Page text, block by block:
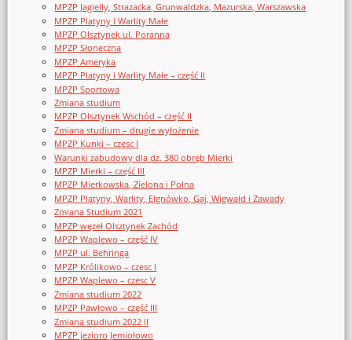
MPZP Jagielly, Strazacka, Grunwaldzka, Mazurska, Warszawska
MPZP Platyny i Warlity Małe
MPZP Olsztynek ul. Poranna
MPZP Słoneczna
MPZP Ameryka
MPZP Platyny i Warlity Małe – część II
MPZP Sportowa
Zmiana studium
MPZP Olsztynek Wschód – część II
Zmiana studium – drugie wyłożenie
MPZP Kunki – czesc I
Warunki zabudowy dla dz. 380 obręb Mierki
MPZP Mierki – część III
MPZP Mierkowska, Zielona i Polna
MPZP Platyny, Warlity, Elgnówko, Gaj, Wigwałd i Zawady
Zmiana Studium 2021
MPZP węzeł Olsztynek Zachód
MPZP Waplewo – część IV
MPZP ul. Behringa
MPZP Królikowo – czesc I
MPZP Waplewo – czesc V
Zmiana studium 2022
MPZP Pawłowo – część III
Zmiana studium 2022 II
MPZP jezioro Jemiołowo